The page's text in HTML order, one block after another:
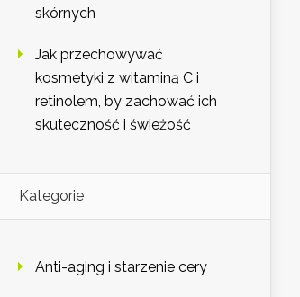
skórnych
Jak przechowywać
kosmetyki z witaminą C i
retinolem, by zachować ich
skuteczność i świeżość
Kategorie
Anti-aging i starzenie cery